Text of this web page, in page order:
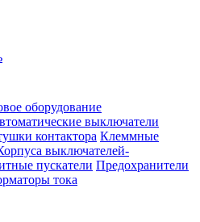
оборудование
выключатели
контактора Клеммные
выключателей-
пускатели Предохранители
тока